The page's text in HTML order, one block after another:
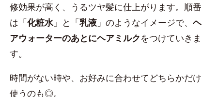
修効果が高く、うるツヤ髪に仕上がります。順番
は「化粧水」と「乳液 」のようなイメージで、 ヘ
アウォーターのあとにヘアミルクをつけていきま
す。
時間がない時や、お好みに合わせてどちらかだけ
使うのも◎。